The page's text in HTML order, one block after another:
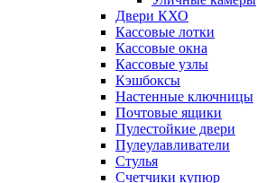
Двери КХО
Кассовые лотки
Кассовые окна
Кассовые узлы
Кэшбоксы
Настенные ключницы
Почтовые ящики
Пулестойкие двери
Пулеулавливатели
Стулья
Счетчики купюр